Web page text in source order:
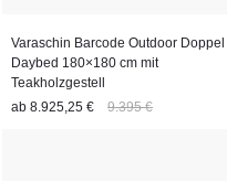
Varaschin Barcode Outdoor Doppel
Daybed 180×180 cm mit
Teakholzgestell
ab 8.925,25 € 9.395 €